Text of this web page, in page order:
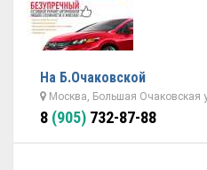
На Б.Очаковской
Москва, Большая Очаковская
8 (905) 732-87-88